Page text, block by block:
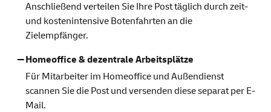
Anschließend verteilen Sie Ihre Post täglich durch zeit-
und kostenintensive Botenfahrten an die
Zielempfänger.
Homeoffice & dezentrale Arbeitsplätze
Für Mitarbeiter im Homeoffice und Außendienst
scannen Sie die Post und versenden diese separat per E-
Mail.